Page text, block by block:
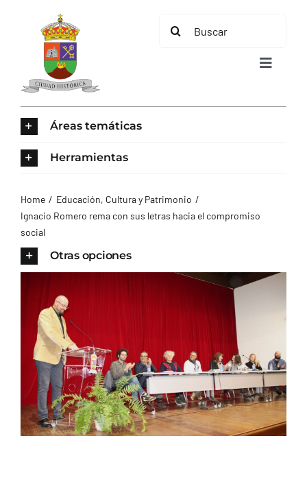
contenido
Buscar:
Toggle
AYUNTAMIENTO
TURISMO
CONTACTO
Áreas temáticas
Herramientas
Home
Educación, Cultura y Patrimonio
Ignacio Romero rema con sus letras hacia el compromiso
social
Otras opciones